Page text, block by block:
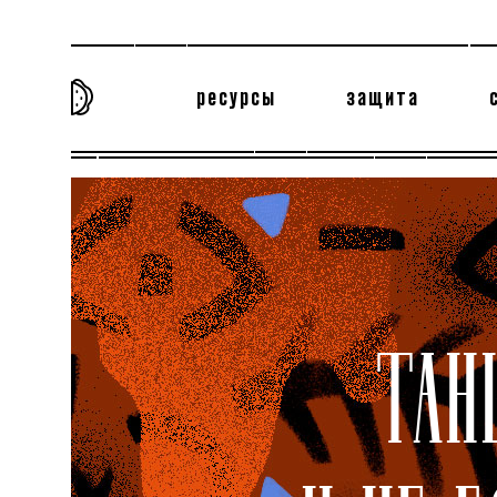
ресурсы защита
та самая история тёмная материя